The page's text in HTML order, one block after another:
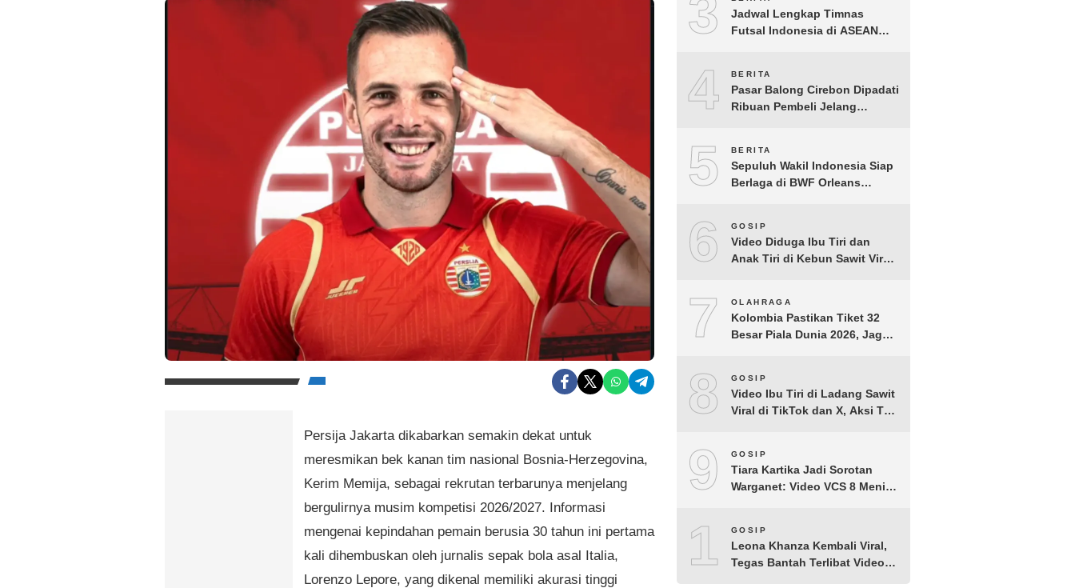
Persija Jakarta dikabarkan semakin dekat untuk
meresmikan bek kanan tim nasional Bosnia-Herzegovina,
Kerim Memija, sebagai rekrutan terbarunya menjelang
bergulirnya musim kompetisi 2026/2027. Informasi
mengenai kepindahan pemain berusia 30 tahun ini pertama
kali dihembuskan oleh jurnalis sepak bola asal Italia,
Lorenzo Lepore, yang dikenal memiliki akurasi tinggi
3
Jadwal Lengkap Timnas
Futsal Indonesia di ASEAN
4 BERITA
Pasar Balong Cirebon Dipadati
Ribuan Pembeli Jelang
5 BERITA
Sepuluh Wakil Indonesia Siap
Berlaga di BWF Orleans
6 GOSIP
Video Diduga Ibu Tiri dan
Anak Tiri di Kebun Sawit Viral,
7 OLAHRAGA
Kolombia Pastikan Tiket 32
Besar Piala Dunia 2026, Jaga
8 GOSIP
Video Ibu Tiri di Ladang Sawit
Viral di TikTok dan X, Aksi Tak
9 GOSIP
Tiara Kartika Jadi Sorotan
Warganet: Video VCS 8 Menit
10
GOSIP
Leona Khanza Kembali Viral,
Tegas Bantah Terlibat Video